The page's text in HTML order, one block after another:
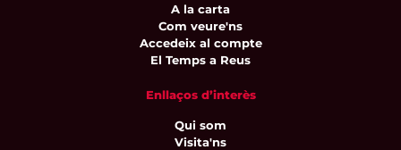
A la carta
Com veure'ns
Accedeix al compte
El Temps a Reus
Enllaços d’interès
Qui som
Visita'ns